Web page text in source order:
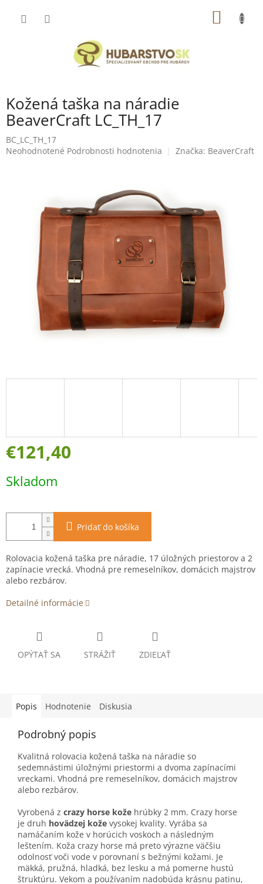
Kožená taška na náradie
BeaverCraft LC_TH_17
BC_LC_TH_17
Priemerné
hviezdičiek.
Neohodnotené Podrobnosti hodnotenia Značka: BeaverCraft
€121,40
cena:
Skladom
Pridať do košíka
Rolovacia kožená taška pre náradie, 17 úložných priestorov a 2
zapínacie vrecká. Vhodná pre remeselníkov, domácich majstrov
alebo rezbárov.
Detailné informácie
OPÝTAŤ SA STRÁŽIŤ ZDIEĽAŤ
Popis Hodnotenie Diskusia
Podrobný popis
Kvalitná rolovacia kožená taška na náradie so
sedemnástimi úložnými priestormi a dvoma zapínacími
vreckami. Vhodná pre remeselníkov, domácich majstrov
alebo rezbárov.
Vyrobená z crazy horse kože hrúbky 2 mm. Crazy horse
je druh hovädzej kože vysokej kvality. Vyrába sa
namáčaním kože v horúcich voskoch a následným
leštením. Koža crazy horse má preto výrazne väčšiu
odolnosť voči vode v porovnaní s bežnými kožami. Je
mäkká, pružná, hladká, bez lesku a má pomerne hustú
štruktúru. Vekom a používaním nadobúda krásnu patinu,